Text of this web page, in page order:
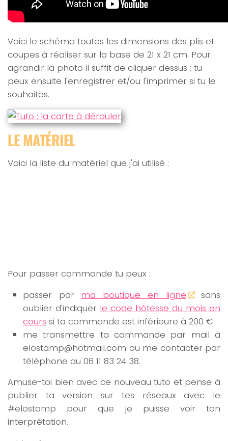
Voici le schéma toutes les dimensions des plis et
coupes à réaliser sur la base de 21 x 21 cm. Pour
agrandir la photo il suffit de cliquer dessus ; tu
peux ensuite l'enregistrer et/ou l'imprimer si tu le
souhaites.
LE MATÉRIEL
Voici la liste du matériel que j'ai utilisé :
Pour passer commande tu peux :
passer par ma boutique en ligne
sans
oublier d'indiquer le code hôtesse du mois en
cours si ta commande est inférieure à 200 €.
me transmettre ta commande par mail à
elostamp@hotmail.com ou me contacter par
téléphone au 06 11 83 24 38.
Amuse-toi bien avec ce nouveau tuto et pense à
publier ta version sur tes réseaux avec le
#elostamp pour que je puisse voir ton
interprétation.